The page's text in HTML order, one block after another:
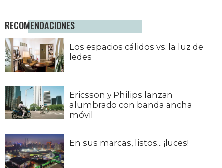
RECOMENDACIONES
Los espacios cálidos vs. la luz de
ledes
Ericsson y Philips lanzan
alumbrado con banda ancha
móvil
En sus marcas, listos... ¡luces!